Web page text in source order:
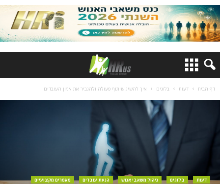
דף הבית דעות בלוגים איך להשיג שיתוף פעולה ולהגביר את אמון העובדים
דעות בלוגים ניהול משאבי אנוש הנעת עובדים
מאמרים מקצועיים